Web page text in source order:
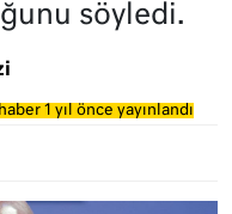
söyledi.
1 yıl önce yayınlandı